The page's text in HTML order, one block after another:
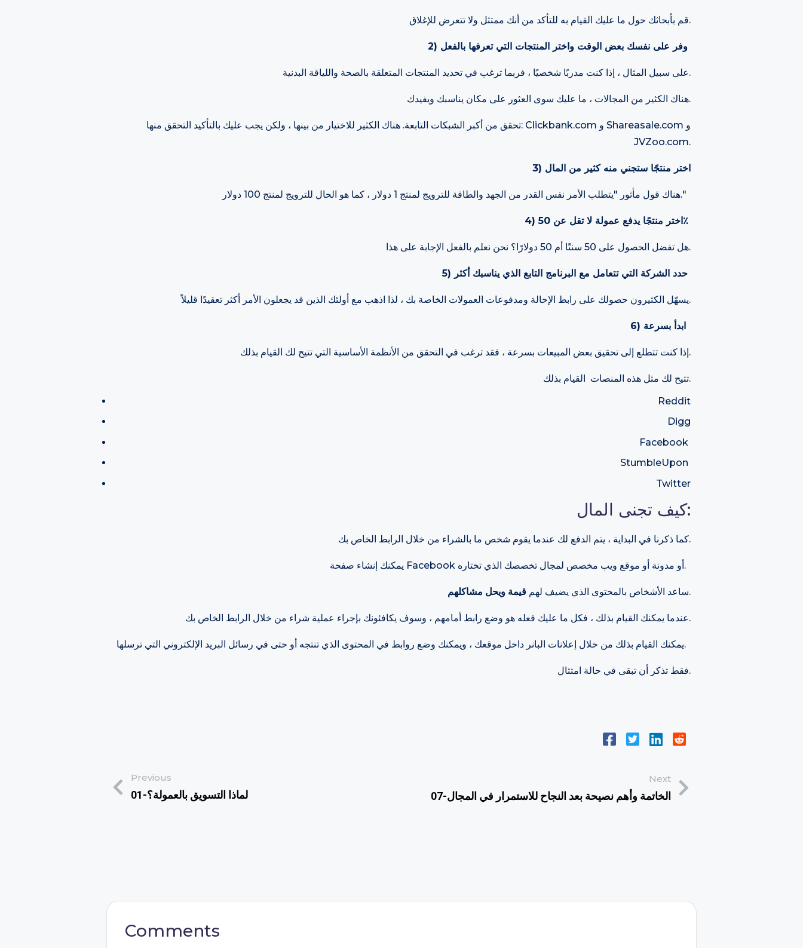
قم بأبحاثك حول ما عليك القيام به للتأكد من أنك ممتثل ولا تتعرض للإغلاق.
على سبيل المثال ، إذا كنت مدربًا شخصيًا ، فربما ترغب في تحديد المنتجات المتعلقة بالصحة واللياقة البدنية.
هناك الكثير من المجالات ، ما عليك سوى العثور على مكان يناسبك ويفيدك.
تحقق من أكبر الشبكات التابعة. هناك الكثير للاختيار من بينها ، ولكن يجب عليك بالتأكيد التحقق منها: Clickbank.com و Shareasale.com و
JVZoo.com.
3) اختر منتجًا ستجني منه كثير من المال
هناك قول مأثور "يتطلب الأمر نفس القدر من الجهد والطاقة للترويج لمنتج 1 دولار ، كما هو الحال للترويج لمنتج 100 دولار."
4) اختر منتجًا يدفع عمولة لا تقل عن 50٪
هل تفضل الحصول على 50 سنتًا أم 50 دولارًا؟ نحن نعلم بالفعل الإجابة على هذا.
يسهّل الكثيرون حصولك على رابط الإحالة ومدفوعات العمولات الخاصة بك ، لذا اذهب مع أولئك الذين قد يجعلون الأمر أكثر تعقيدًا قليلاً.
6) ابدأ بسرعة
إذا كنت تتطلع إلى تحقيق بعض المبيعات بسرعة ، فقد ترغب في التحقق من الأنظمة الأساسية التي تتيح لك القيام بذلك.
تتيح لك مثل هذه المنصات القيام بذلك.
Reddit
Digg
Facebook
StumbleUpon
Twitter
كيف تجنى المال:
كما ذكرنا في البداية ، يتم الدفع لك عندما يقوم شخص ما بالشراء من خلال الرابط الخاص بك.
يمكنك إنشاء صفحة Facebook أو مدونة أو موقع ويب مخصص لمجال تخصصك الذي تختاره.
ساعد الأشخاص بالمحتوى الذي يضيف لهم قيمة ويحل مشاكلهم .
عندما يمكنك القيام بذلك ، فكل ما عليك فعله هو وضع رابط أمامهم ، وسوف يكافئونك بإجراء عملية شراء من خلال الرابط الخاص بك.
يمكنك القيام بذلك من خلال إعلانات البانر داخل موقعك ، ويمكنك وضع روابط في المحتوى الذي تنتجه أو حتى في رسائل البريد الإلكتروني التي ترسلها.
فقط تذكر أن تبقى في حالة امتثال.
Previous
01-لماذا التسويق بالعمولة؟
Next
07-الخاتمة وأهم نصيحة بعد النجاح للاستمرار في المجال
Comments